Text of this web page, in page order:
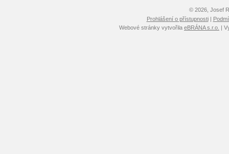
© 2026, Josef
Prohlášení o přístupnosti|
Webové stránky vytvořila eBRÁNA s.r.o. |